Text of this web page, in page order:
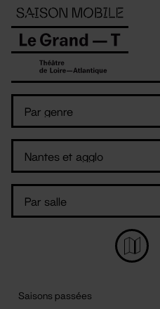
Panneau de gestion des cookies